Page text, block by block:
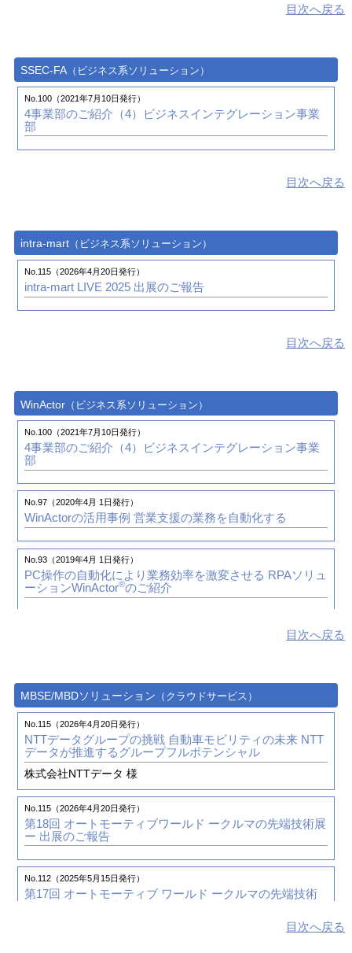
PLM技術レポート（第7回）CATIA V5を使用した設計業
車輌用ミラー開発にCATIA V5を有効活用
大東プレス工業株式会社 様
No.48（2008年1月 1日発行）
PLM技術レポート（第6回）「Space-E V5、CATIA V5を
PLM技術レポート（第5回）「Space-E V5、CATIA V5を
使用した、カスタマイズ事例（マクロによる自動化）」
No.46（2007年7月 1日発行）
No.45（2007年4月 1日発行）
CATIA V5と解析システムで製造の効率化を目指す
株式会社 前川電気鋳鋼所 様
No.45（2007年4月 1日発行）
PLM技術レポート（第3回）「Space-E V5、CATIA V5を
使用した、カスタマイズ事例（穴あけの自動化）」
No.44（2007年1月 1日発行）
PLM 技術レポート（第2回）「金型要件におけるSpace-E
V5、CATIA V5の運用事例のご紹介」
No.43（2006年10月 1日発行）
生産管理システム「電脳工場」とCATIA V5 で業務の効率
化を目指す
株式会社 エイム 様
No.43（2006年10月 1日発行）
PLM 技術レポート（第1回）「金型要件におけるSpace-E
V5、CATIA V5の運用事例のご紹介」
No.42（2006年7月 1日発行）
新技術の研究開発を担うCATIA V5
株式会社 坂本設計技術開発研究所 様
全社で取り組み自分たちでやりとげた基幹業務システム
No.85（2017年4月 1日発行）
「受注設計製造プロセス統合ソリューション」のご紹介
～3DEXPERIENCE Platform ENOVIA V6とProject-Space
の連携～
建設・エンジニアリング業/受注生産型製造業向け基幹業
No.75（2014年10月 1日発行）
社内ベンチャーから上場企業へ、お客様の業務を最適化
するシステム基盤を提供
株式会社 NTTデータ イントラマート 様 ／
株式会社 NTTデータ ビズインテグラル 様
No.74（2014年7月 1日発行）
建設・エンジニアリング業／受注生産型製造業向け基幹
業務ソリューションProject-Space のご紹介
目次へ戻る
SSEC-FA（ビジネス系ソリューション）
No.100（2021年7月10日発行）
4事業部のご紹介（4）
ビジネスインテグレーション事業
部
目次へ戻る
intra-mart （ビジネス系ソリューション）
No.115（2026年4月20日発行）
intra-mart LIVE 2025 出展のご報告
目次へ戻る
WinActor （ビジネス系ソリューション）
No.100（2021年7月10日発行）
4事業部のご紹介（4）
ビジネスインテグレーション事業
部
No.97（2020年4月 1日発行）
WinActorの活用事例 営業支援の業務を自動化する
No.93（2019年4月 1日発行）
PC操作の自動化により業務効率を激変させる RPAソリュ
ーションWinActor®のご紹介
目次へ戻る
MBSE/MBDソリューション （クラウドサービス）
No.115（2026年4月20日発行）
NTTデータグループの挑戦 自動車モビリティの未来 NTT
データが推進するグループフルポテンシャル
株式会社NTTデータ 様
No.115（2026年4月20日発行）
第18回 オートモーティブワールド ークルマの先端技術展
ー 出展のご報告
No.112（2025年5月15日発行）
第17回 オートモーティブ ワールド ークルマの先端技術
目次へ戻る